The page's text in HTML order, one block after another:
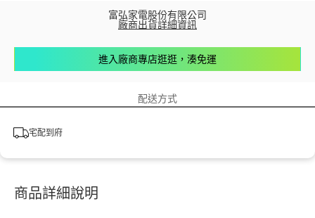
富弘家電股份有限公司
廠商出貨詳細資訊
進入廠商專店逛逛，湊免運
配送方式
宅配到府
商品詳細說明